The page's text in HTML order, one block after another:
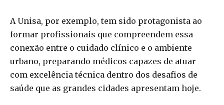
A Unisa, por exemplo, tem sido protagonista ao
formar profissionais que compreendem essa
conexão entre o cuidado clínico e o ambiente
urbano, preparando médicos capazes de atuar
com excelência técnica dentro dos desafios de
saúde que as grandes cidades apresentam hoje.